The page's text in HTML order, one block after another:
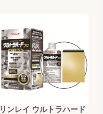
リンレイ ウルトラハード